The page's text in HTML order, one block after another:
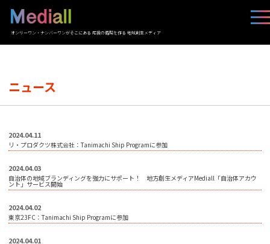
オンリーワン・ナンバーワンがそこにある 応援の循環を作る 地域創生メディア
ニュース
2024.04.11
リ・プロダクツ株式会社：Tanimachi Ship Programに参加
2024.04.03
自治体の地域ブランディングを強力にサポート！ 地方創生メディアMediall「自治体アカウ
ント」サービス開始
2024.04.02
東京23FC：Tanimachi Ship Programに参加
2024.04.01